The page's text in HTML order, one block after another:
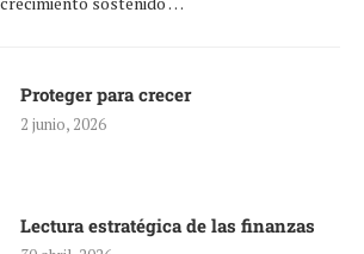
Proteger para crecer
2 junio, 2026
Lectura estratégica de las finanzas